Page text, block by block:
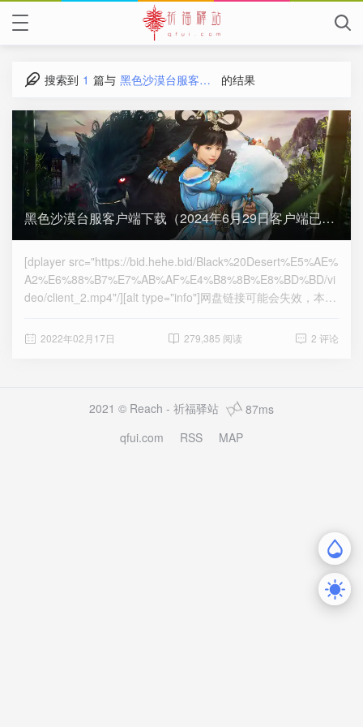
搜索到 1 篇与 黑色沙漠台服客户端下载 的结果
黑色沙漠台服客户端下载（2024年6月29日客户端已上传）
[dplayer src="https://bid.hehe.bid/Black%20Desert%E5%AE%
A2%E6%88%B7%E7%AB%AF%E4%B8%8B%E8%BD%BD/vi
deo/client_2.mp4"/][alt type="info"]网盘链接可能会失效，本链
alt]一、游戏客户端下载我需要自己更新后再打包上传，由于上
游戏加速器）[btn href="https://dn.blackdesert.com.tw/Upload
Data/installer/BlackDesert_Installer_TW.exe" type="default"]
官方下载器点击下载[/btn]a.适用于移动、联通用户下载，电信
2022年02月17日 279,385 阅读 2 评论
2021 © Reach - 祈福驿站
87ms
qfui.com
RSS MAP